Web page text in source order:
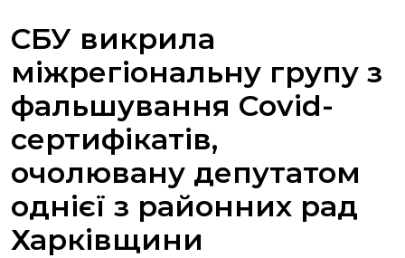
ВІДЕОГАЛЕРЕЯ
КОНТАКТИ ПРЕСЦЕНТРУ
СБУ викрила
міжрегіональну групу з
фальшування Covid-
сертифікатів,
очолювану депутатом
однієї з районних рад
Харківщини